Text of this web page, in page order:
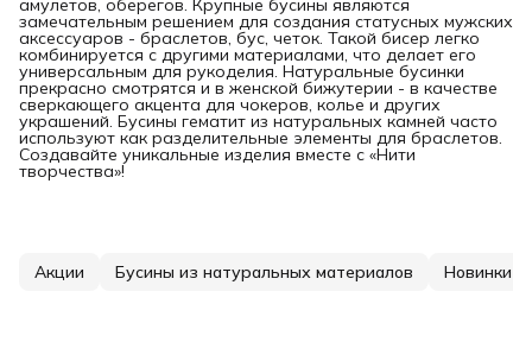
амулетов, оберегов. Крупные бусины являются
замечательным решением для создания статусных мужских
аксессуаров - браслетов, бус, четок. Такой бисер легко
комбинируется с другими материалами, что делает его
универсальным для рукоделия. Натуральные бусинки
прекрасно смотрятся и в женской бижутерии - в качестве
сверкающего акцента для чокеров, колье и других
украшений. Бусины гематит из натуральных камней часто
используют как разделительные элементы для браслетов.
Создавайте уникальные изделия вместе с «Нити
творчества»!
Акции Бусины из натуральных материалов Новинки